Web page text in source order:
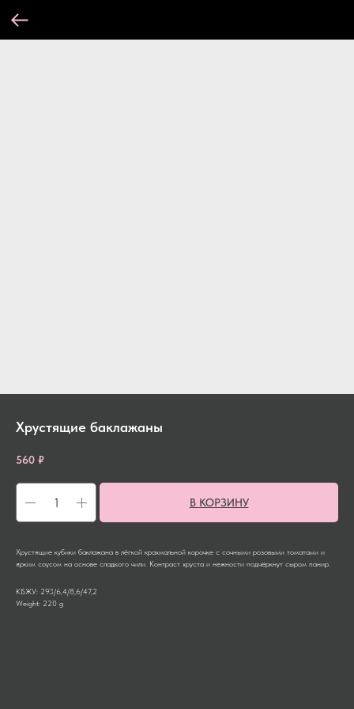
Хрустящие баклажаны
560 ₽
В КОРЗИНУ
Хрустящие кубики баклажана в лёгкой крахмальной корочке с сочными розовыми томатами и
ярким соусом на основе сладкого чили. Контраст хруста и нежности подчёркнут сыром панир.
КБЖУ: 293/6,4/8,6/47,2
Weight: 220 g